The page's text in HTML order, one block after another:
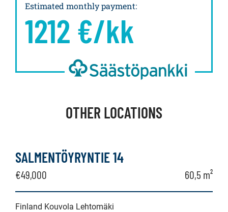
Estimated monthly payment:
1212 €/kk
OTHER LOCATIONS
SALMENTÖYRYNTIE 14
€49,000 60,5 m²
Finland Kouvola Lehtomäki